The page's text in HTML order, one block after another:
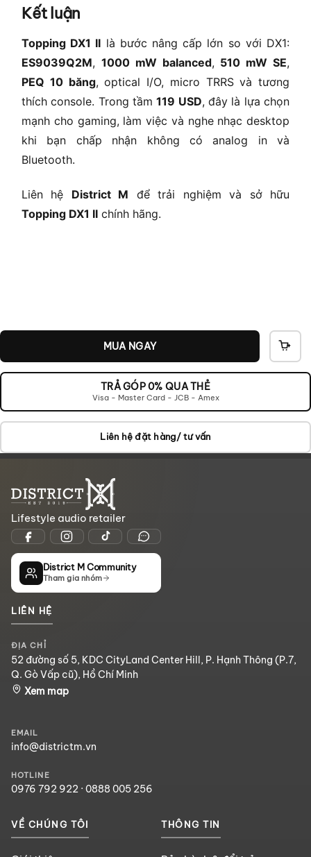
Kết luận
Topping DX1 II là bước nâng cấp lớn so với DX1:
ES9039Q2M, 1000 mW balanced, 510 mW SE,
PEQ 10 băng, optical I/O, micro TRRS và tương
thích console. Trong tầm119 USD, đây là lựa chọn
mạnh cho gaming, làm việc và nghe nhạc desktop
khi bạn chấp nhận không có analog in và
Bluetooth.
Liên hệ District M để trải nghiệm và sở hữu
Topping DX1 II chính hãng.
MUA NGAY
TRẢ GÓP 0% QUA THẺ
Visa - Master Card - JCB - Amex
Liên hệ đặt hàng/ tư vấn
Lifestyle audio retailer
District M Community
Tham gia nhóm
LIÊN HỆ
ĐỊA CHỈ
52 đường số 5, KDC CityLand Center Hill, P. Hạnh Thông (P.7,
Q. Gò Vấp cũ), Hồ Chí Minh
Xem map
EMAIL
info@districtm.vn
HOTLINE
0976 792 922 · 0888 005 256
VỀ CHÚNG TÔI THÔNG TIN